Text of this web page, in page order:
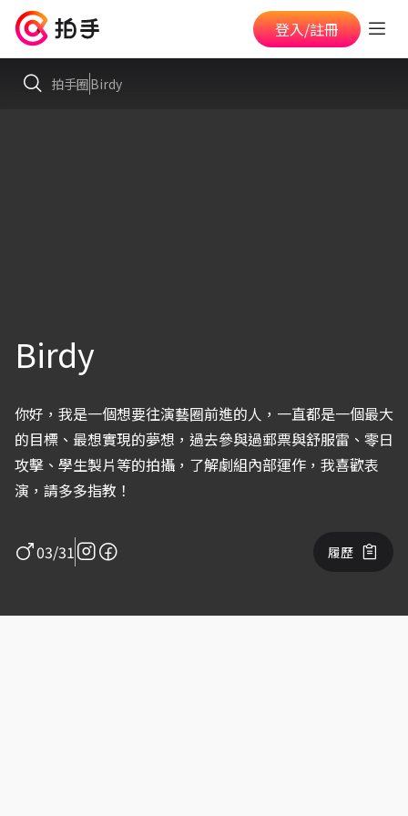
登入/註冊
拍手圈Birdy
Birdy
你好，我是一個想要往演藝圈前進的人，一直都是一個最大
的目標、最想實現的夢想，過去參與過郵票與舒服雷、零日
攻擊、學生製片等的拍攝，了解劇組內部運作，我喜歡表
演，請多多指教！
03/31 履歷